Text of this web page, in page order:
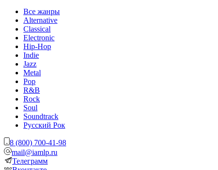
Все жанры
Alternative
Classical
Electronic
Hip-Hop
Indie
Jazz
Metal
Pop
R&B
Rock
Soul
Soundtrack
Русский Рок
8 (800) 700-41-98
mail@iamlp.ru
Телеграмм